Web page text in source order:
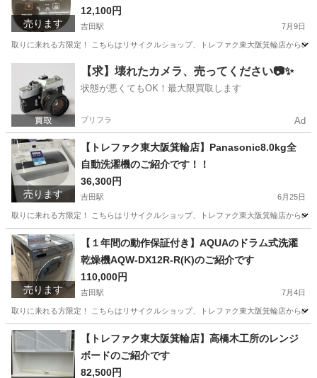
売ります
12,100円
吉田駅 7月9日
取りに来れる方限定！ こちらはリサイクルショップ、トレファク東大阪箕輪店から
吉田駅 キッチン家電
【求】壊れたカメラ、売ってください📷✨
状態が悪くてもOK！最大限買取します
プリフラ Ad
売ります
【トレファク東大阪箕輪店】Panasonic8.0kg全
自動洗濯機のご紹介です！！
36,300円
吉田駅 6月25日
取りに来れる方限定！ こちらはリサイクルショップ、トレファク東大阪箕輪店から
大阪 東大阪市 吉田駅 生活家電 箕輪
売ります
【１年間の動作保証付き】AQUAのドラム式洗濯
乾燥機AQW-DX12R-R(K)のご紹介です
110,000円
吉田駅 7月4日
取りに来れる方限定！ こちらはリサイクルショップ、トレファク東大阪箕輪店から
大阪 東大阪市 生活家電 AQW
【トレファク東大阪箕輪店】高橋木工所のレンジ
ボードのご紹介です
82,500円